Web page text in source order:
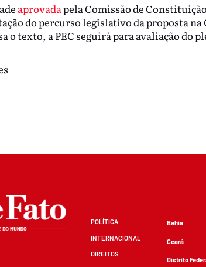
aprovadapela Comissão de
do percurso legislativo da proposta na
o texto, a PEC seguirá para avaliação do
POLÍTICA
INTERNACIONAL
DIREITOS
Bahia
Ceará
Distrito